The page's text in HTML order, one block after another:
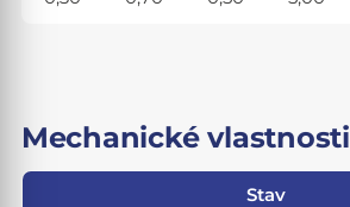
Mechanické vlastnosti
Stav